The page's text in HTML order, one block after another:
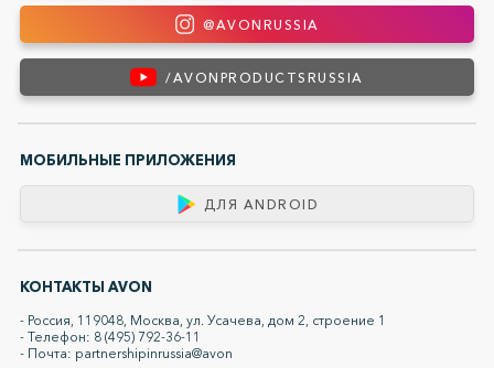
@AVONRUSSIA
/AVONPRODUCTSRUSSIA
МОБИЛЬНЫЕ ПРИЛОЖЕНИЯ
ДЛЯ ANDROID
КОНТАКТЫ AVON
- Россия, 119048, Москва, ул. Усачева, дом 2, строение 1
- Телефон: 8 (495) 792-36-11
- Почта: partnershipinrussia@avon